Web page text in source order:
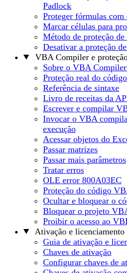
Padlock
Proteger fórmulas
Marcar células para
Método de proteção
Desativar a proteção
VBA Compiler e
Sobre o VBA
Proteção real do
Referência de sintaxe
Livro de receitas da
Escrever e compilar
Invocar o VBA
execução
Acessar objetos do
Passar matrizes
Passar mais parâmetros
Tratar erros
OLE error 800A03EC
Proteção do código
Ocultar e bloquear o
Bloquear o projeto
Proibir o acesso ao
Ativação e licenciamento
Guia de ativação e
Chaves de ativação
Configurar chaves de